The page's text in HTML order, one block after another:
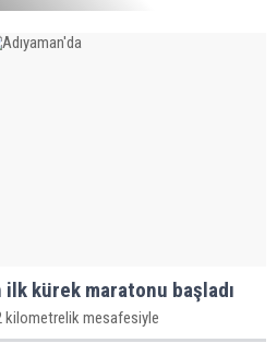
ilk kürek maratonu başladı
kilometrelik mesafesiyle